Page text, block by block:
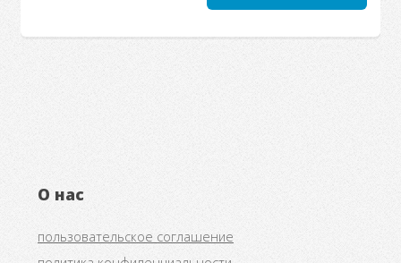
О нас
пользовательское соглашение